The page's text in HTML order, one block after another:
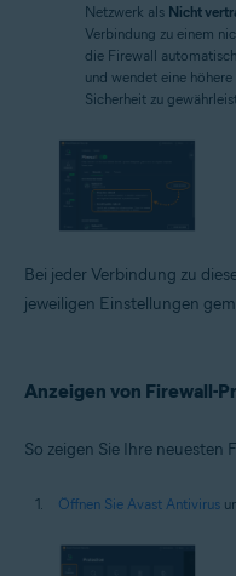
Netzwerk als Nicht
Verbindung zu einem
die Firewall
und wendet eine
Sicherheit zu
Bei jeder Verbindung zu
jeweiligen Einstellungen
Anzeigen von Firewall-
So zeigen Sie Ihre neuesten
Öffnen Sie Avast Antivirus